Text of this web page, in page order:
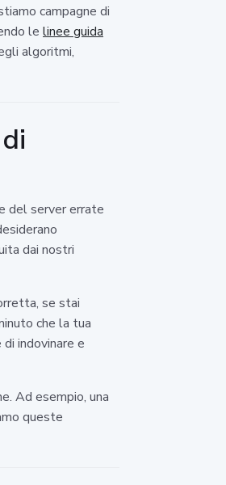
campagne di
le linee guida
algoritmi,
del server errate
dai nostri
se stai
che la tua
indovinare e
Ad esempio, una
queste